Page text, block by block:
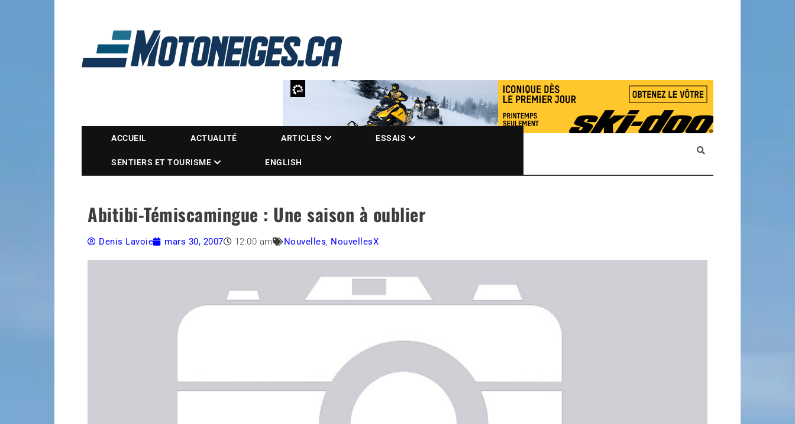
Magazine Motoneiges.ca
ACCUEIL ACTUALITÉ ARTICLES ESSAIS
SENTIERS ET TOURISME ENGLISH
Abitibi-Témiscamingue : Une saison à oublier
Denis Lavoie mars 30, 2007 12:00 am Nouvelles NouvellesX